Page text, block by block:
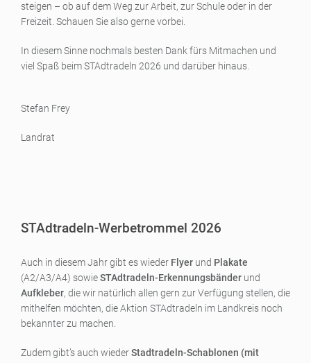
steigen – ob auf dem Weg zur Arbeit, zur Schule oder in der
Freizeit. Schauen Sie also gerne vorbei.
In diesem Sinne nochmals besten Dank fürs Mitmachen und
viel Spaß beim STAdtradeln 2026 und darüber hinaus.
Stefan Frey
Landrat
STAdtradeln-Werbetrommel 2026
Auch in diesem Jahr gibt es wieder Flyer und Plakate
(A2/A3/A4) sowieSTAdtradeln-Erkennungsbänder und
Aufkleber, die wir natürlich allen gern zur Verfügung stellen, die
mithelfen möchten, die Aktion STAdtradeln im Landkreis noch
bekannter zu machen.
Zudem gibt’s auch wiederStadtradeln-Schablonen (mit